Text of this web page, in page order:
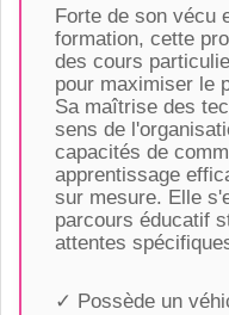
Forte de son vécu
formation, cette
des cours
pour maximiser le
Sa maîtrise des
sens de
capacités de
apprentissage
sur mesure. Elle
parcours éducatif
attentes
✓ Possède un